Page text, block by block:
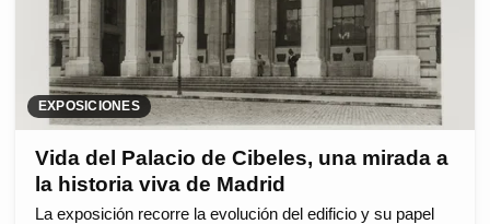
EXPOSICIONES
Vida del Palacio de Cibeles, una mirada a
la historia viva de Madrid
La exposición recorre la evolución del edificio y su papel